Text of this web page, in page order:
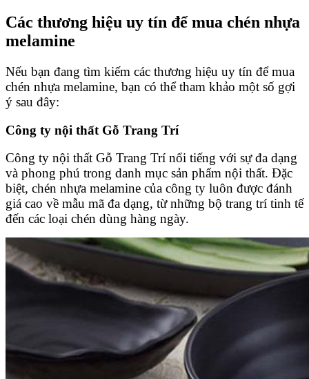
Các thương hiệu uy tín để mua chén nhựa
melamine
Nếu bạn đang tìm kiếm các thương hiệu uy tín để mua
chén nhựa melamine, bạn có thể tham khảo một số gợi
ý sau đây:
Công ty nội thất Gỗ Trang Trí
Công ty nội thất Gỗ Trang Trí nổi tiếng với sự đa dạng
và phong phú trong danh mục sản phẩm nội thất. Đặc
biệt, chén nhựa melamine của công ty luôn được đánh
giá cao về mẫu mã đa dạng, từ những bộ trang trí tinh tế
đến các loại chén dùng hàng ngày.